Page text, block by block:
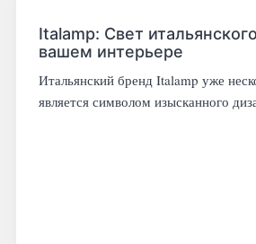
Italamp: Свет
вашем интерьере
Итальянский бренд Italamp уже
является символом изысканного